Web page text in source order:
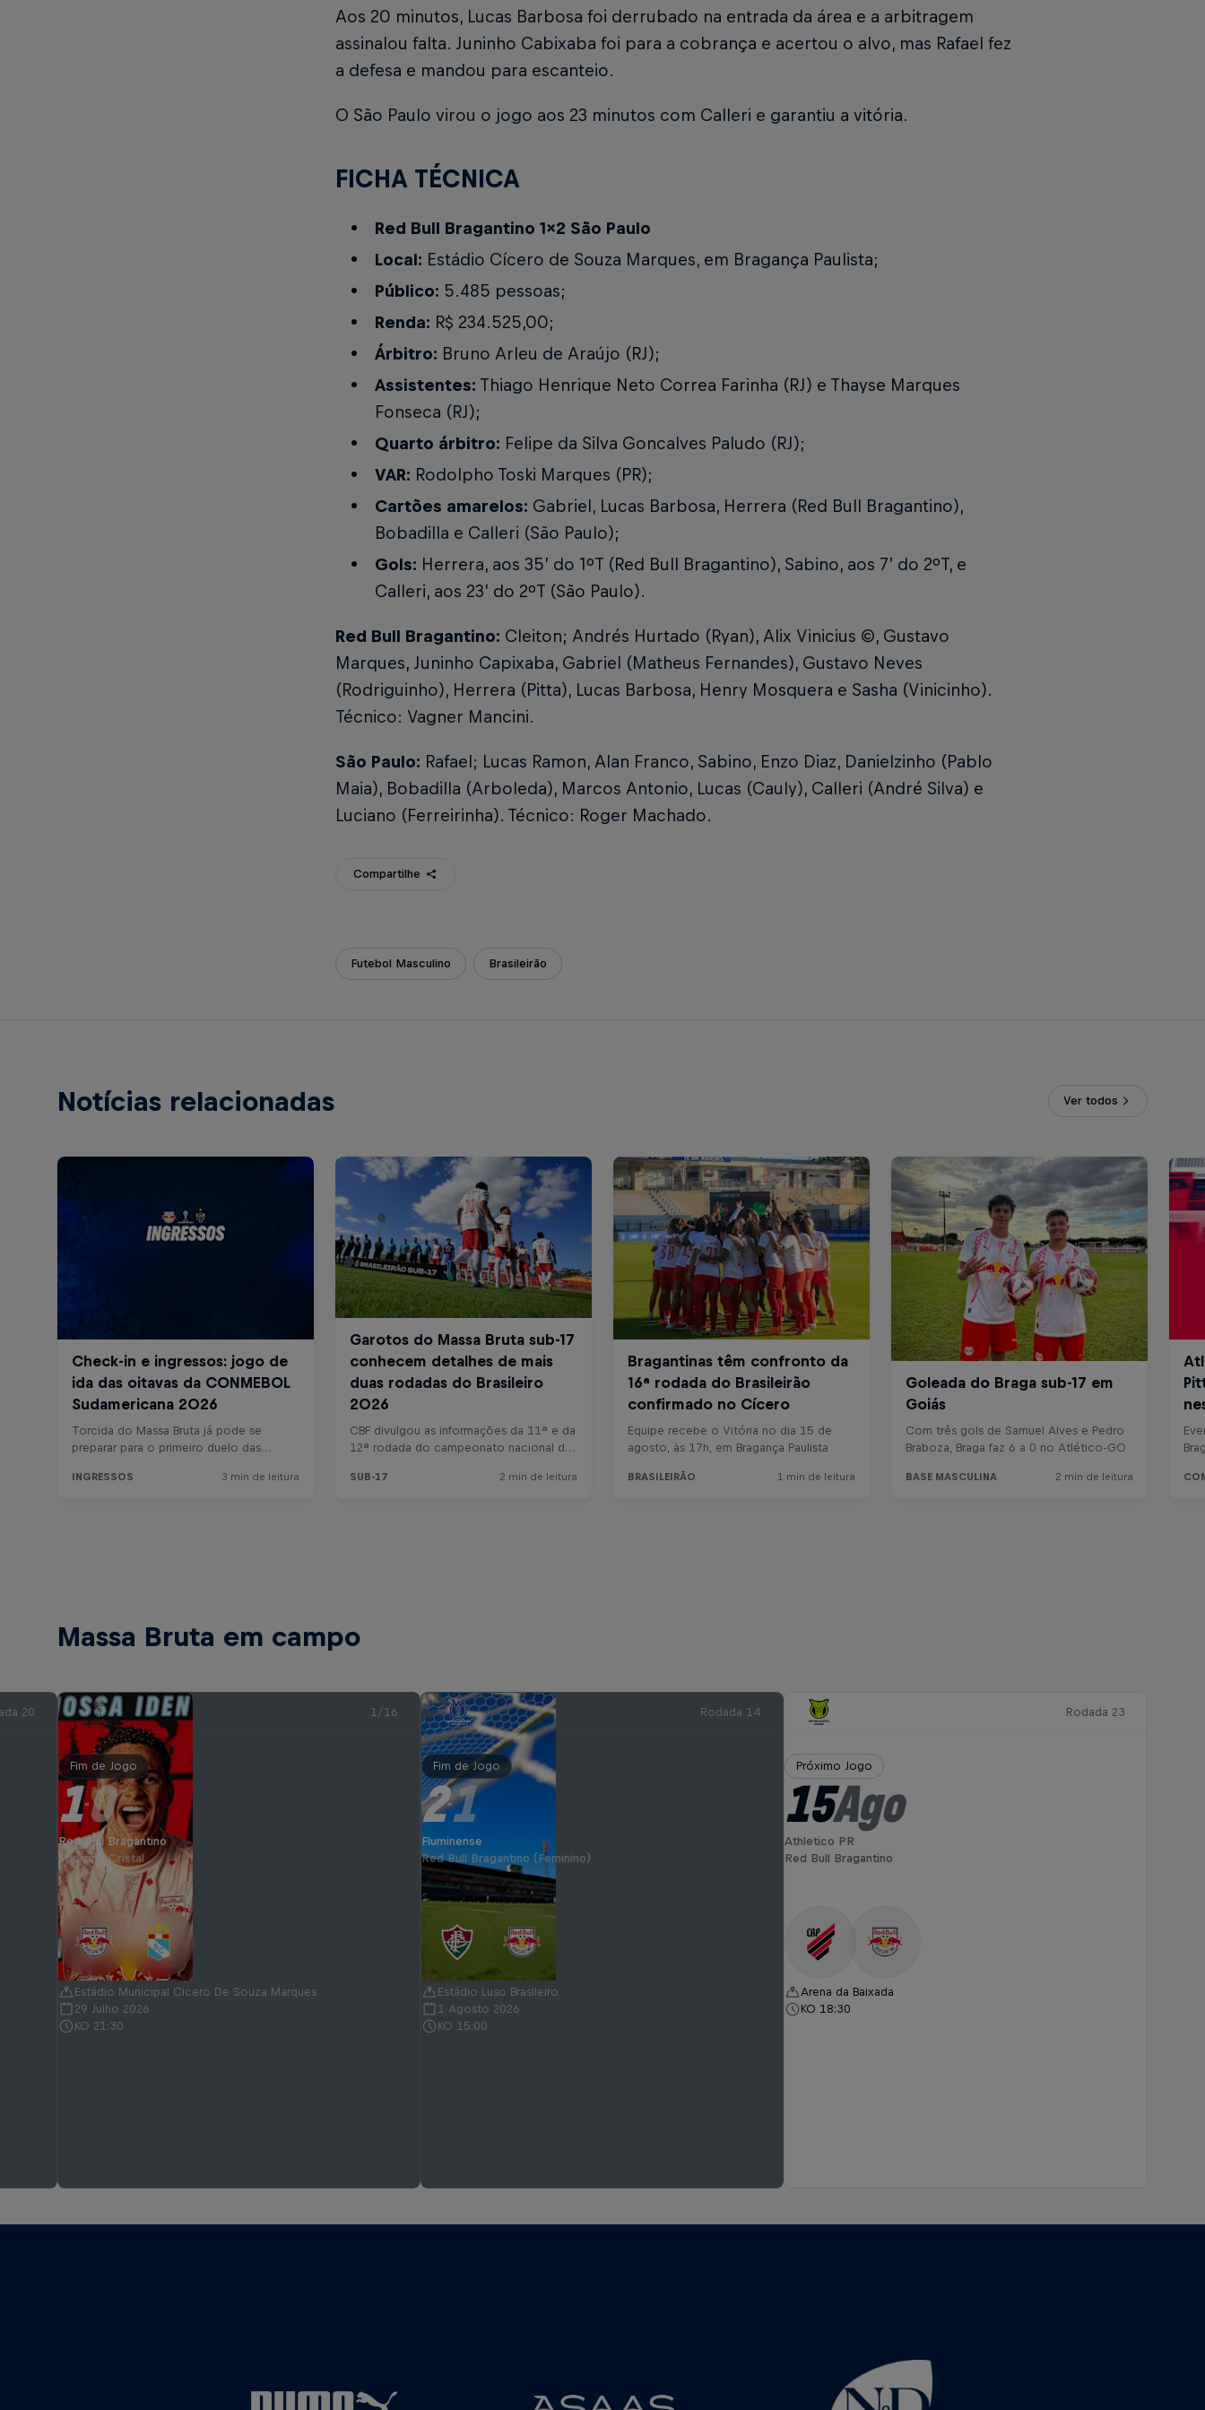
Aos 20 minutos, Lucas Barbosa foi derrubado na entrada da área e a arbitragem
assinalou falta. Juninho Cabixaba foi para a cobrança e acertou o alvo, mas Rafael fez
a defesa e mandou para escanteio.
O São Paulo virou o jogo aos 23 minutos com Calleri e garantiu a vitória.
FICHA TÉCNICA
Red Bull Bragantino 1x2 São Paulo
Local: Estádio Cícero de Souza Marques, em Bragança Paulista;
Público: 5.485 pessoas;
Renda: R$ 234.525,00;
Árbitro: Bruno Arleu de Araújo (RJ);
Assistentes: Thiago Henrique Neto Correa Farinha (RJ) e Thayse Marques
Fonseca (RJ);
Quarto árbitro: Felipe da Silva Goncalves Paludo (RJ);
VAR: Rodolpho Toski Marques (PR);
Cartões amarelos: Gabriel, Lucas Barbosa, Herrera (Red Bull Bragantino),
Bobadilla e Calleri (São Paulo);
Gols: Herrera, aos 35’ do 1ºT (Red Bull Bragantino), Sabino, aos 7’ do 2ºT, e
Calleri, aos 23’ do 2ºT (São Paulo).
Red Bull Bragantino: Cleiton; Andrés Hurtado (Ryan), Alix Vinicius ©, Gustavo
Marques, Juninho Capixaba, Gabriel (Matheus Fernandes), Gustavo Neves
(Rodriguinho), Herrera (Pitta), Lucas Barbosa, Henry Mosquera e Sasha (Vinicinho).
Técnico: Vagner Mancini.
São Paulo: Rafael; Lucas Ramon, Alan Franco, Sabino, Enzo Diaz, Danielzinho (Pablo
Maia), Bobadilla (Arboleda), Marcos Antonio, Lucas (Cauly), Calleri (André Silva) e
Luciano (Ferreirinha). Técnico: Roger Machado.
Compartilhe
Futebol Masculino Brasileirão
Notícias relacionadas Ver todos
Massa Bruta em campo
20 1/16
Fim de Jogo
1-0
Red Bull Bragantino
Sporting Cristal
Estádio Municipal Cicero De Souza Marques
29 Julho 2026
KO 21:30
Rodada 14
Fim de Jogo
2-1
Fluminense
Red Bull Bragantino (Feminino)
Estádio Luso Brasileiro
1 Agosto 2026
KO 15:00
Rodada 23
Próximo Jogo
15Ago
Athletico PR
Red Bull Bragantino
Arena da Baixada
KO 18:30